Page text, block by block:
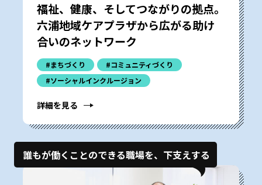
福祉、健康、そしてつながりの拠点。
六浦地域ケアプラザから広がる助け
合いのネットワーク
#まちづくり
#コミュニティづくり
#ソーシャルインクルージョン
詳細を見る
誰もが働くことのできる職場を、下支えする